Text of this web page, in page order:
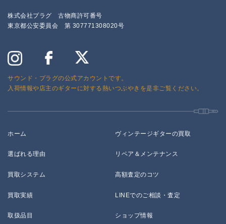
株式会社プラグ 古物商許可番号
東京都公安委員会 第 307771308020号
サウンド・プラグの公式アカウントです。
入荷情報や店主のギターに対する熱いつぶやきを是非ご覧ください。
ホーム
選ばれる理由
買取システム
買取実績
取扱品目
ヴィンテージギターの買取
リペア＆メンテナンス
高額査定のコツ
LINEでのご相談・査定
ショップ情報